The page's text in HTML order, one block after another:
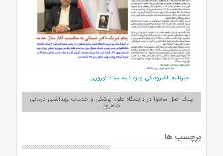
خبرنامه الکترونیکی ویژه نامه ستاد نوروزی
لینک اصل محتوا در دانشگاه علوم پزشکی و خدمات بهداشتی درمانی
شاهرود
برچسب ها